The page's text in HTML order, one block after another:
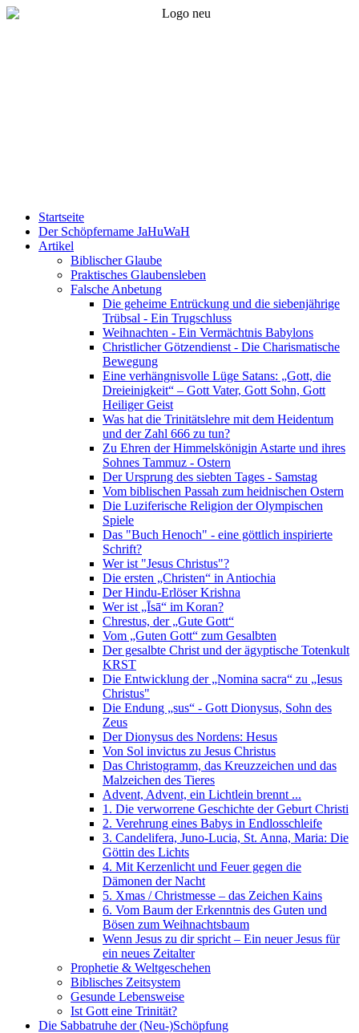
Startseite
Der Schöpfername JaHuWaH
Artikel
Biblischer Glaube
Praktisches Glaubensleben
Falsche Anbetung
Die geheime Entrückung und die siebenjährige
Trübsal - Ein Trugschluss
Weihnachten - Ein Vermächtnis Babylons
Christlicher Götzendienst - Die Charismatische
Bewegung
Eine verhängnisvolle Lüge Satans: „Gott, die
Dreieinigkeit“ – Gott Vater, Gott Sohn, Gott
Heiliger Geist
Was hat die Trinitätslehre mit dem Heidentum
und der Zahl 666 zu tun?
Zu Ehren der Himmelskönigin Astarte und ihres
Sohnes Tammuz - Ostern
Der Ursprung des siebten Tages - Samstag
Vom biblischen Passah zum heidnischen Ostern
Die Luziferische Religion der Olympischen
Spiele
Das "Buch Henoch" - eine göttlich inspirierte
Schrift?
Wer ist "Jesus Christus"?
Die ersten „Christen“ in Antiochia
Der Hindu-Erlöser Krishna
Wer ist „Īsā“ im Koran?
Chrestus, der „Gute Gott“
Vom „Guten Gott“ zum Gesalbten
Der gesalbte Christ und der ägyptische Totenkult
KRST
Die Entwicklung der „Nomina sacra“ zu „Iesus
Christus"
Die Endung „sus“ - Gott Dionysus, Sohn des
Zeus
Der Dionysus des Nordens: Hesus
Von Sol invictus zu Jesus Christus
Das Christogramm, das Kreuzzeichen und das
Malzeichen des Tieres
Advent, Advent, ein Lichtlein brennt ...
1. Die verworrene Geschichte der Geburt Christi
2. Verehrung eines Babys in Endlosschleife
3. Candelifera, Juno-Lucia, St. Anna, Maria: Die
Göttin des Lichts
4. Mit Kerzenlicht und Feuer gegen die
Dämonen der Nacht
5. Xmas / Christmesse – das Zeichen Kains
6. Vom Baum der Erkenntnis des Guten und
Bösen zum Weihnachtsbaum
Wenn Jesus zu dir spricht – Ein neuer Jesus für
ein neues Zeitalter
Prophetie & Weltgeschehen
Biblisches Zeitsystem
Gesunde Lebensweise
Ist Gott eine Trinität?
Die Sabbatruhe der (Neu-)Schöpfung